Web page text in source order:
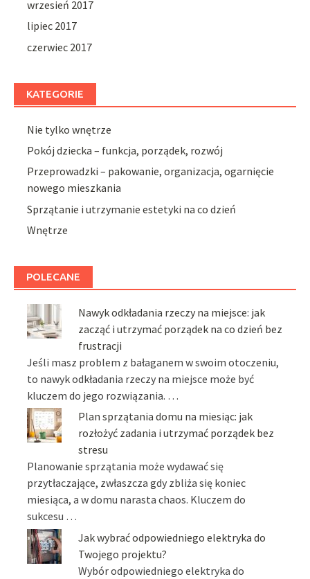
wrzesień 2017
lipiec 2017
czerwiec 2017
KATEGORIE
Nie tylko wnętrze
Pokój dziecka – funkcja, porządek, rozwój
Przeprowadzki – pakowanie, organizacja, ogarnięcie
nowego mieszkania
Sprzątanie i utrzymanie estetyki na co dzień
Wnętrze
POLECANE
Nawyk odkładania rzeczy na miejsce: jak
zacząć i utrzymać porządek na co dzień bez
frustracji
Jeśli masz problem z bałaganem w swoim otoczeniu,
to nawyk odkładania rzeczy na miejsce może być
kluczem do jego rozwiązania. …
Plan sprzątania domu na miesiąc: jak
rozłożyć zadania i utrzymać porządek bez
stresu
Planowanie sprzątania może wydawać się
przytłaczające, zwłaszcza gdy zbliża się koniec
miesiąca, a w domu narasta chaos. Kluczem do
sukcesu …
Jak wybrać odpowiedniego elektryka do
Twojego projektu?
Wybór odpowiedniego elektryka do